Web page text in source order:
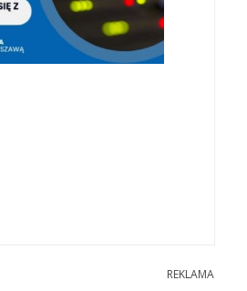
REKLAMA